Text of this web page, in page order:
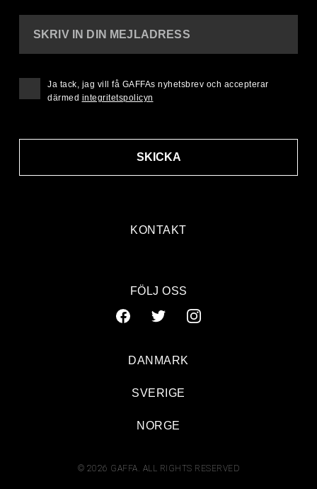
KONTAKT
SKRIV IN DIN MEJLADRESS
SKICKA
Ja tack, jag vill få GAFFAs nyhetsbrev och accepterar
därmed integritetspolicyn
FÖLJ OSS
© 2026 GAFFA. ALL RIGHTS RESERVED
DANMARK
SVERIGE
NORGE